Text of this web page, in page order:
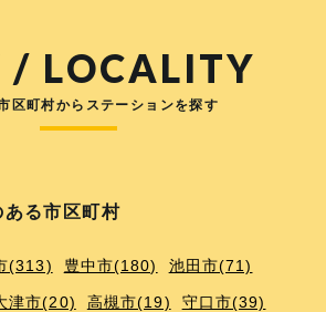
/ LOCALITY
区町村からステーションを探す
ある市区町村
(313) 豊中市(180) 池田市(71)
津市(20) 高槻市(19) 守口市(39)